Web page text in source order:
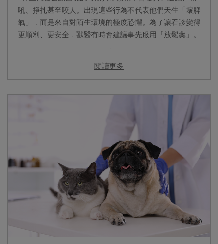
吼、掙扎甚至咬人。出現這些行為不代表他們天生「壞脾
氣」，而是來自對陌生環境的極度恐懼。為了讓看診變得
更順利、更安全，獸醫有時會建議事先服用「放鬆藥」。
...
閱讀更多